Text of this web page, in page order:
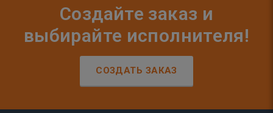
Создайте заказ и
выбирайте исполнителя!
СОЗДАТЬ ЗАКАЗ